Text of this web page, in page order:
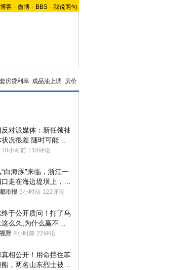
博客 - 微博 - BBS - 我说两句
房贷利率 成品油上调 房价
对派媒体：新任领袖
况很差 随时可能离
10小时前 118评论
“白海豚”来临，浙江一
走在海边堤坝上，其
男孩被巨浪卷入海
市报 5小时前 122评论
终于公开质问！打了乌
么久,为什么赢不了?
令人沉默
野 8小时前 22评论
真相公开！用命挡住菲
，两名山东烈士被授